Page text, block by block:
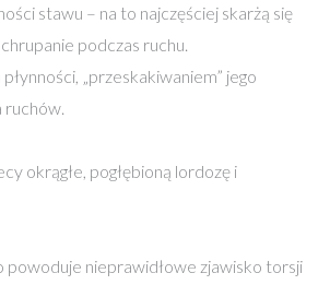
stawu – na to najczęściej skarżą się
podczas ruchu.
„przeskakiwaniem” jego
okrągłe, pogłębioną lordozę i
nieprawidłowe zjawisko torsji